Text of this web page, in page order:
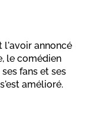
l'avoir annoncé
le comédien
fans et ses
amélioré.